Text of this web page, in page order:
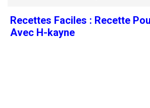
Recettes Faciles : Recette
Avec H-kayne